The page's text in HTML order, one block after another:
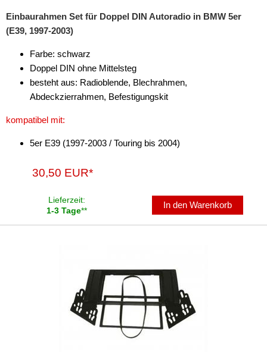
5er
X1
X3
X5
X6
für Buick
für Cadillac
Einbaurahmen Set für Doppel DIN Autoradio in BMW 5er
(E39, 1997-2003)
Farbe: schwarz
Doppel DIN ohne Mittelsteg
besteht aus: Radioblende, Blechrahmen,
Abdeckzierrahmen, Befestigungskit
kompatibel mit:
5er E39 (1997-2003 / Touring bis 2004)
30,50 EUR*
Lieferzeit:
1-3 Tage**
In den Warenkorb